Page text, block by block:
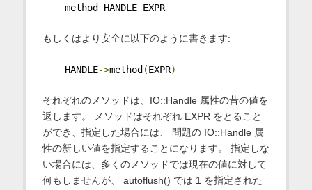
method HANDLE EXPR
もしくはより安全に以下のように書きます:
HANDLE->method (EXPR)
それぞれのメソッドは、IO::Handle 属性の昔の値を
返します。 メソッドはそれぞれ EXPR をとること
ができ、指定した場合には、 問題の IO::Handle 属
性の新しい値を指定することになります。 指定しな
い場合には、多くのメソッドでは現在の値に対して
何もしませんが、 autoflush() では 1 を指定された